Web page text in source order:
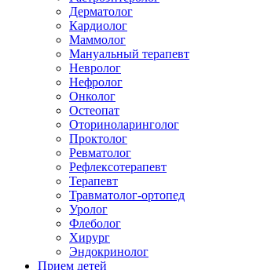
Дерматолог
Кардиолог
Маммолог
Мануальный терапевт
Невролог
Нефролог
Онколог
Остеопат
Оториноларинголог
Проктолог
Ревматолог
Рефлексотерапевт
Терапевт
Травматолог-ортопед
Уролог
Флеболог
Хирург
Эндокринолог
Прием детей